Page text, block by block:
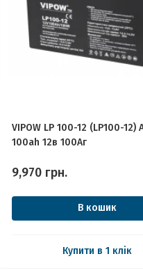
VIPOW LP 100-12 (LP100-12)
100ah 12в 100Аг
9,970 грн.
В кошик
Купити в 1 клік